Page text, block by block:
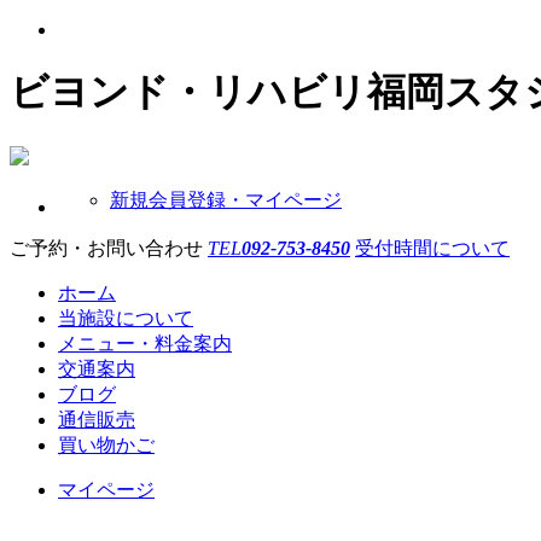
ビヨンド・リハビリ福岡スタ
新規会員登録・マイページ
ご予約・お問い合わせ TEL092-753-8450 受付時間について
ホーム
当施設について
メニュー・料金案内
交通案内
ブログ
通信販売
買い物かご
マイページ